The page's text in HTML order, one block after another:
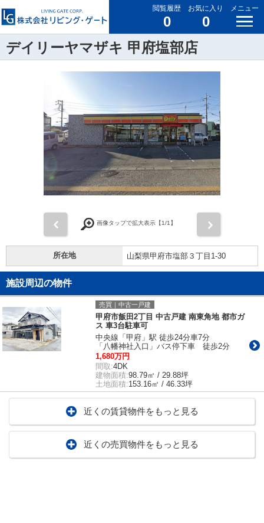
閲覧履歴
0
お気に入り
0
メニュー
デイリーヤマザキ 甲府塩部店
画像タップで拡大表示【1/1】
所在地 山梨県甲府市塩部３丁目1-30
施設周辺の物件
売買｜中古一戸建
甲府市飯田2丁目 中古戸建 南東角地 都市ガ
ス 車3台駐車可
中央線「甲府」駅 徒歩24分車7分
「八幡神社入口」バス停下車 徒歩2分
1,680万円
間取:4DK
建物面積:98.79㎡ / 29.88坪
土地面積:153.16㎡ / 46.33坪
近くの賃貸物件をもっと見る
近くの売買物件をもっと見る